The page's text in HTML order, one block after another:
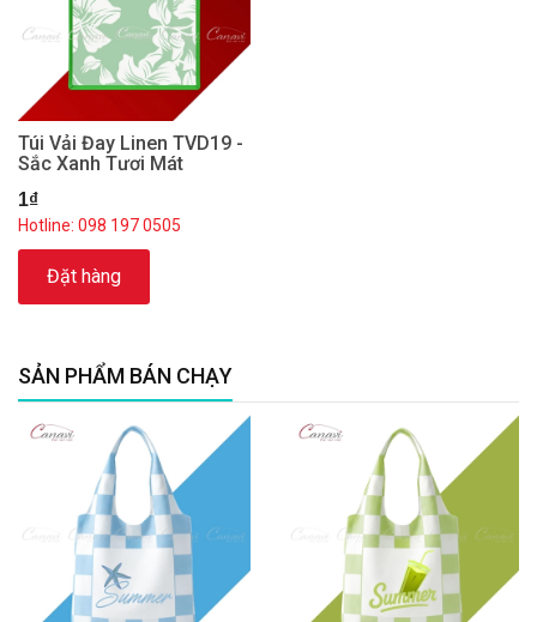
Túi Vải Đay Linen TVD19 -
Sắc Xanh Tươi Mát
1₫
Hotline: 098 197 0505
Đặt hàng
SẢN PHẨM BÁN CHẠY